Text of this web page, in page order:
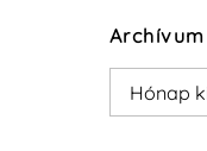
Archívum
Archívum